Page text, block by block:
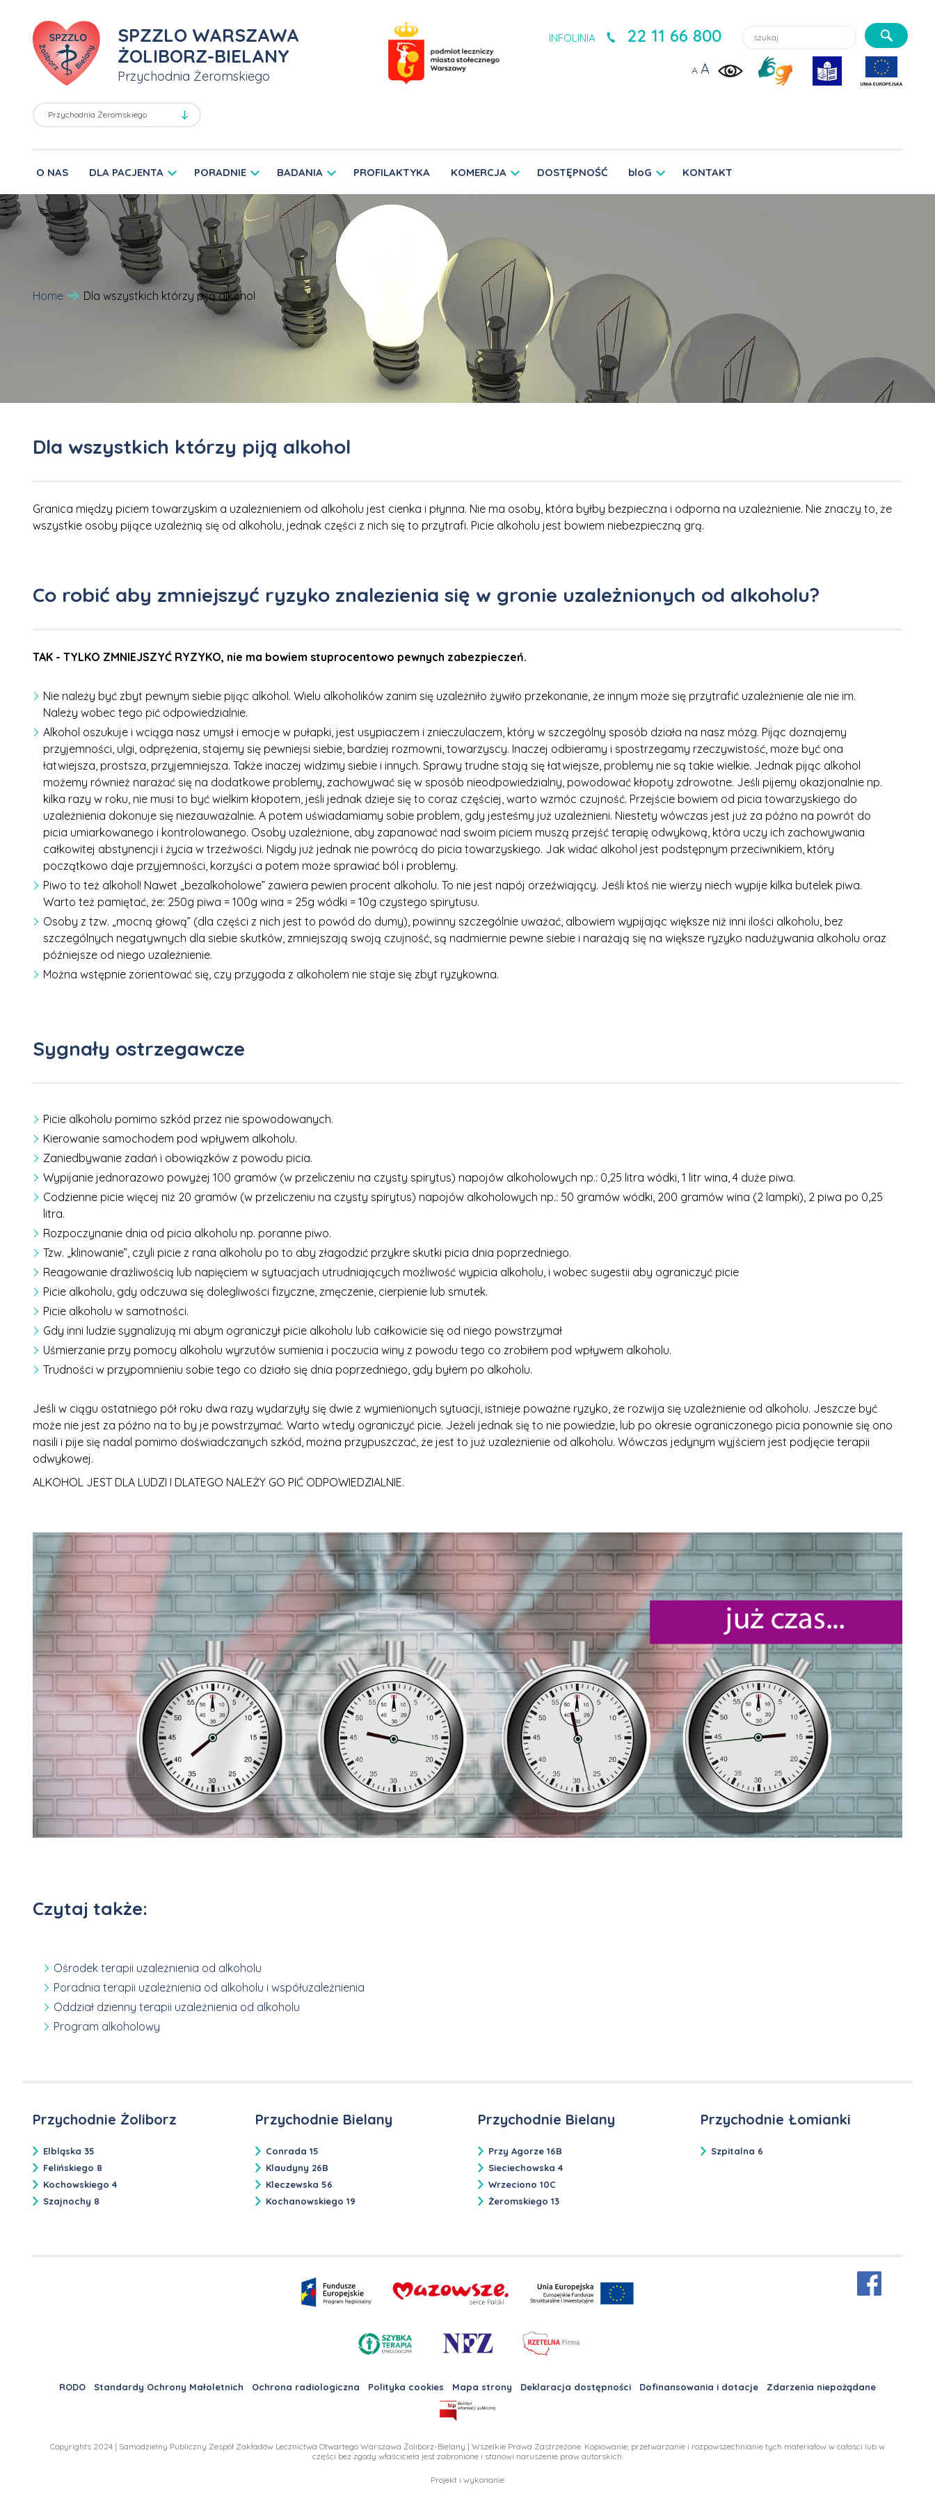
SPZZLO WARSZAWA
ŻOLIBORZ-BIELANY
Przychodnia Żeromskiego
INFOLINIA 22 11 66 800 Szukaj lekarzy, usługi, aktualności:
A A
O NAS DLA PACJENTA PORADNIE BADANIA PROFILAKTYKA KOMERCJA DOSTĘPNOŚĆ bloG KONTAKT
Home Dla wszystkich którzy piją alkohol
Dla wszystkich którzy piją alkohol
Granica między piciem towarzyskim a uzależnieniem od alkoholu jest cienka i płynna. Nie ma osoby, która byłby bezpieczna i odporna na uzależnienie. Nie znaczy to, że
wszystkie osoby pijące uzależnią się od alkoholu, jednak części z nich się to przytrafi. Picie alkoholu jest bowiem niebezpieczną grą.
Co robić aby zmniejszyć ryzyko znalezienia się w gronie uzależnionych od alkoholu?
TAK - TYLKO ZMNIEJSZYĆ RYZYKO, nie ma bowiem stuprocentowo pewnych zabezpieczeń.
Nie należy być zbyt pewnym siebie pijąc alkohol. Wielu alkoholików zanim się uzależniło żywiło przekonanie, że innym może się przytrafić uzależnienie ale nie im.
Należy wobec tego pić odpowiedzialnie.
Alkohol oszukuje i wciąga nasz umysł i emocje w pułapki, jest usypiaczem i znieczulaczem, który w szczególny sposób działa na nasz mózg. Pijąc doznajemy
przyjemności, ulgi, odprężenia, stajemy się pewniejsi siebie, bardziej rozmowni, towarzyscy. Inaczej odbieramy i spostrzegamy rzeczywistość, może być ona
łatwiejsza, prostsza, przyjemniejsza. Także inaczej widzimy siebie i innych. Sprawy trudne stają się łatwiejsze, problemy nie są takie wielkie. Jednak pijąc alkohol
możemy również narażać się na dodatkowe problemy, zachowywać się w sposób nieodpowiedzialny, powodować kłopoty zdrowotne. Jeśli pijemy okazjonalnie np.
kilka razy w roku, nie musi to być wielkim kłopotem, jeśli jednak dzieje się to coraz częściej, warto wzmóc czujność. Przejście bowiem od picia towarzyskiego do
uzależnienia dokonuje się niezauważalnie. A potem uświadamiamy sobie problem, gdy jesteśmy już uzależnieni. Niestety wówczas jest już za późno na powrót do
picia umiarkowanego i kontrolowanego. Osoby uzależnione, aby zapanować nad swoim piciem muszą przejść terapię odwykową, która uczy ich zachowywania
całkowitej abstynencji i życia w trzeźwości. Nigdy już jednak nie powrócą do picia towarzyskiego. Jak widać alkohol jest podstępnym przeciwnikiem, który
początkowo daje przyjemności, korzyści a potem może sprawiać ból i problemy.
Piwo to też alkohol! Nawet „bezalkoholowe” zawiera pewien procent alkoholu. To nie jest napój orzeźwiający. Jeśli ktoś nie wierzy niech wypije kilka butelek piwa.
Warto też pamiętać, że: 250g piwa = 100g wina = 25g wódki = 10g czystego spirytusu.
Osoby z tzw. „mocną głową” (dla części z nich jest to powód do dumy), powinny szczególnie uważać, albowiem wypijając większe niż inni ilości alkoholu, bez
szczególnych negatywnych dla siebie skutków, zmniejszają swoją czujność, są nadmiernie pewne siebie i narażają się na większe ryzyko nadużywania alkoholu oraz
późniejsze od niego uzależnienie.
Można wstępnie zorientować się, czy przygoda z alkoholem nie staje się zbyt ryzykowna.
Sygnały ostrzegawcze
Picie alkoholu pomimo szkód przez nie spowodowanych.
Kierowanie samochodem pod wpływem alkoholu.
Zaniedbywanie zadań i obowiązków z powodu picia.
Wypijanie jednorazowo powyżej 100 gramów (w przeliczeniu na czysty spirytus) napojów alkoholowych np.: 0,25 litra wódki, 1 litr wina, 4 duże piwa.
Codzienne picie więcej niż 20 gramów (w przeliczeniu na czysty spirytus) napojów alkoholowych np.: 50 gramów wódki, 200 gramów wina (2 lampki), 2 piwa po 0,25
litra.
Rozpoczynanie dnia od picia alkoholu np. poranne piwo.
Tzw. „klinowanie”, czyli picie z rana alkoholu po to aby złagodzić przykre skutki picia dnia poprzedniego.
Reagowanie drażliwością lub napięciem w sytuacjach utrudniających możliwość wypicia alkoholu, i wobec sugestii aby ograniczyć picie
Picie alkoholu, gdy odczuwa się dolegliwości fizyczne, zmęczenie, cierpienie lub smutek.
Picie alkoholu w samotności.
Gdy inni ludzie sygnalizują mi abym ograniczył picie alkoholu lub całkowicie się od niego powstrzymał
Uśmierzanie przy pomocy alkoholu wyrzutów sumienia i poczucia winy z powodu tego co zrobiłem pod wpływem alkoholu.
Trudności w przypomnieniu sobie tego co działo się dnia poprzedniego, gdy byłem po alkoholu.
Jeśli w ciągu ostatniego pół roku dwa razy wydarzyły się dwie z wymienionych sytuacji, istnieje poważne ryzyko, że rozwija się uzależnienie od alkoholu. Jeszcze być
może nie jest za późno na to by je powstrzymać. Warto wtedy ograniczyć picie. Jeżeli jednak się to nie powiedzie, lub po okresie ograniczonego picia ponownie się ono
nasili i pije się nadal pomimo doświadczanych szkód, można przypuszczać, że jest to już uzależnienie od alkoholu. Wówczas jedynym wyjściem jest podjęcie terapii
odwykowej.
ALKOHOL JEST DLA LUDZI I DLATEGO NALEŻY GO PIĆ ODPOWIEDZIALNIE.
Czytaj także:
Ośrodek terapii uzależnienia od alkoholu
Poradnia terapii uzależnienia od alkoholu i współuzależnienia
Oddział dzienny terapii uzależnienia od alkoholu
Program alkoholowy
Przychodnie Żoliborz
Elbląska 35
Felińskiego 8
Kochowskiego 4
Szajnochy 8
Przychodnie Bielany
Conrada 15
Klaudyny 26B
Kleczewska 56
Kochanowskiego 19
Przychodnie Bielany
Przy Agorze 16B
Sieciechowska 4
Wrzeciono 10C
Żeromskiego 13
Przychodnie Łomianki
Szpitalna 6
RODO Standardy Ochrony Małoletnich Ochrona radiologiczna Polityka cookies Mapa strony Deklaracja dostępności Dofinansowania i dotacje Zdarzenia niepożądane
Copyrights 2024 | Samodzielny Publiczny Zespół Zakładów Lecznictwa Otwartego Warszawa Żoliborz-Bielany | Wszelkie Prawa Zastrzeżone. Kopiowanie, przetwarzanie i rozpowszechnianie tych materiałow w całosci lub w
części bez zgody właściciela jest zabronione i stanowi naruszenie praw autorskich.
Projekt i wykonanie